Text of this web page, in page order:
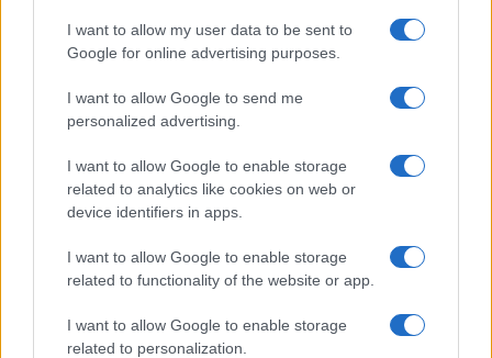
I want to allow my user data to be sent to
Google for online advertising purposes.
I want to allow Google to send me
personalized advertising.
I want to allow Google to enable storage
related to analytics like cookies on web or
device identifiers in apps.
I want to allow Google to enable storage
related to functionality of the website or app.
I want to allow Google to enable storage
related to personalization.
naturales más bellos de Tanzania, sino también
las costumbres. Costumbres y tradiciones de la
población local, con una perfecta organización
de cada factor logístico gracias a una
coordinación impecable.
Redacción Viajar365.com